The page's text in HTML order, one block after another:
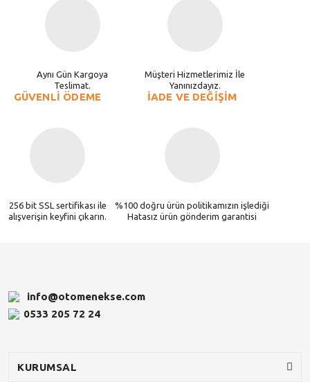
Aynı Gün Kargoya
Teslimat.
Müşteri Hizmetlerimiz İle
Yanınızdayız.
GÜVENLİ ÖDEME
256 bit SSL sertifikası ile
alışverişin keyfini çıkarın.
İADE VE DEĞİŞİM
%100 doğru ürün politikamızın işlediği
Hatasız ürün gönderim garantisi
info@otomenekse.com
0533 205 72 24
KURUMSAL